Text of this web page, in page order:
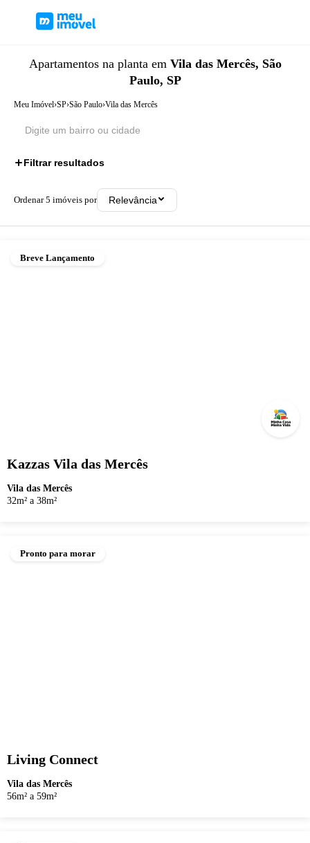
Apartamentos na planta em Vila das Mercês, São
Paulo, SP
Meu Imóvel›SP›São Paulo›Vila das Mercês
Filtrar resultados
Ordenar5 imóveis por Relevância
Breve Lançamento
Kazzas Vila das Mercês
Vila das Mercês
32m² a 38m²
Pronto para morar
Living Connect
Vila das Mercês
56m² a 59m²